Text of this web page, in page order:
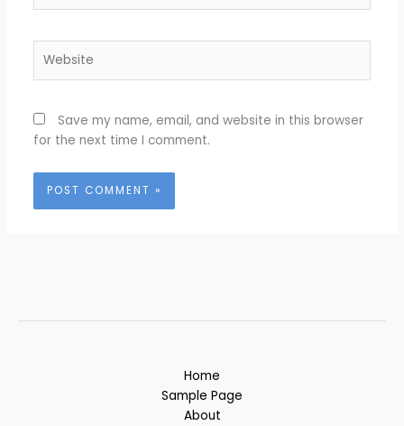
Save my name, email, and website in this browser
for the next time I comment.
Home
Sample Page
About